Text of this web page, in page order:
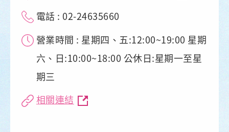
電話 : 02-24635660
營業時間 : 星期四、五:12:00~19:00 星期
六、日:10:00~18:00 公休日:星期一至星
期三
相關連結